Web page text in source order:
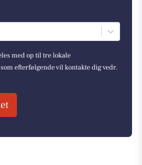
med op til tre lokale
efterfølgende vil kontakte dig vedr.